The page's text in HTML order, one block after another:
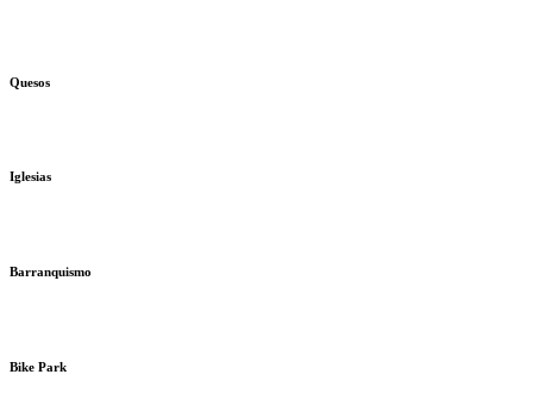
Quesos
Iglesias
Barranquismo
Bike Park